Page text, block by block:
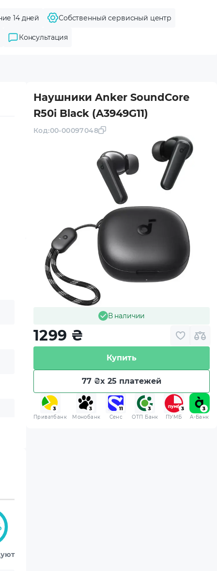
14 дней Собственный сервисный центр
Консультация
Наушники Anker SoundСore
R50i Black (A3949G11)
Код:00-00097048
В наличии
1299 ₴
Купить
77 ₴x 25 платежей
Приватбанк Монобанк Сенс ОТП Банк ПУМБ A-Банк